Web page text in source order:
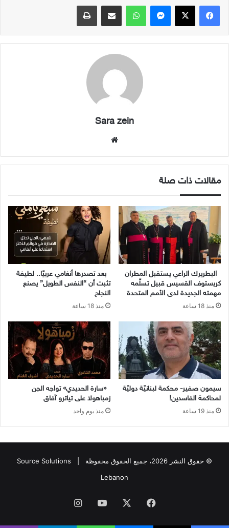
فيسبوك X ماسنجر واتساب مشاركة عبر البريد طباعة
Sara zein
مقالات ذات صلة
البطريرك الراعي يستقبل المطران
كريستوف القسيس قبيل تسلّمه
مهمته الجديدة لدى الأمم المتحدة
منذ 18 ساعة
بعد تصدرها أنغامي عربيًا.. لطيفة
تثبت أن “النفس الطويل” يصنع
النجاح
منذ 18 ساعة
سيمون صفير- محكمة لبنانيّة دوليّة
لمحاكمة الفاسدين!
منذ 19 ساعة
«سارة الحديدي» تواجه الجن
زمباهولا على تياترو آفاق
منذ يوم واحد
© حقوق النشر 2026، جميع الحقوق محفوظة |
Source Solutions
Lebanon
فيسبوك يوتيوبانستقرام